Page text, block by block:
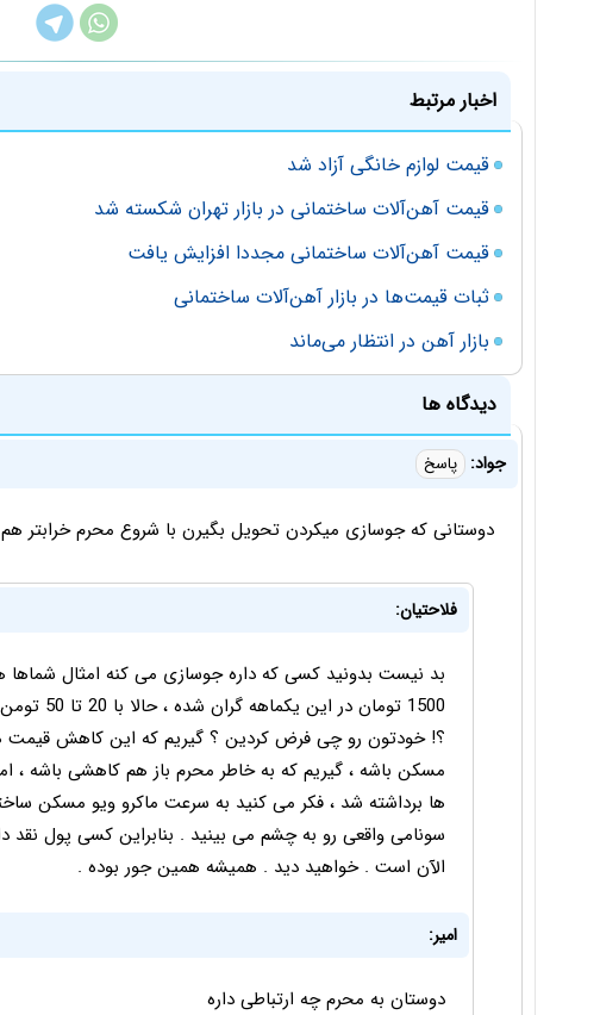
اخبار مرتبط
قیمت لوازم خانگی آزاد شد
قیمت آهن‌آلات ساختمانی در بازار تهران شکسته شد
قیمت آهن‌آلات ساختمانی مجددا افزایش یافت
ثبات قیمت‌ها در بازار آهن‌آلات ساختمانی
بازار آهن در انتظار می‌ماند
دیدگاه ها
جواد: پاسخ
دوستانی که جوسازی میکردن تحویل بگیرن با شروع محرم خرابتر
فلاحتیان:
1500
؟! خودتون رو چی فرض کردین ؟ گیریم که این کاهش قیمت
ها برداشته شد ، فکر می کنید به سرعت ماکرو ویو مسکن
سونامی واقعی رو به چشم می بینید . بنابراین کسی پول
الآن است . خواهید دید . همیشه همین جور بوده .
امیر:
دوستان به محرم چه ارتباطی داره